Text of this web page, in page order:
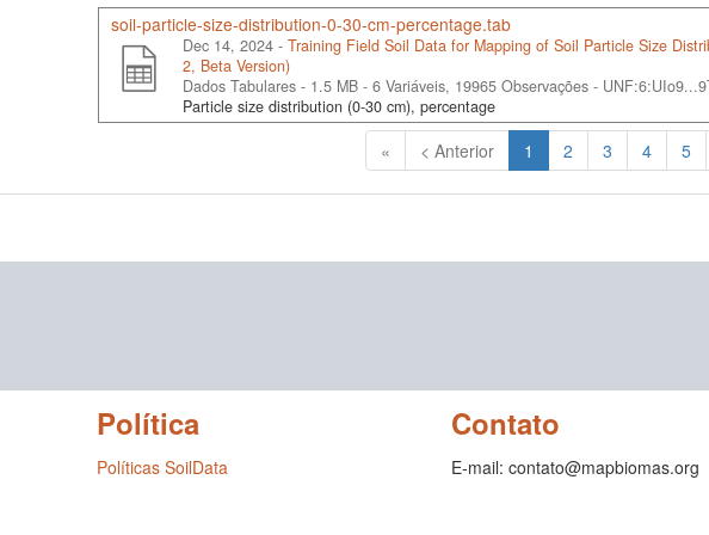
soil-particle-size-distribution-0-30-cm-percentage.tab
Dec 14, 2024 - Training Field Soil Data for Mapping of Soil Particle Size
2, Beta Version)
Dados Tabulares - 1.5 MB- 6 Variáveis, 19965 Observações -
Particle size distribution (0-30 cm), percentage
« < Anterior 1 (Atual)
2 3 4 5
Política
Políticas SoilData
Contato
E-mail: contato@mapbiomas.org